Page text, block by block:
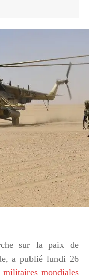
sur la paix de
a publié lundi 26
militaires mondiales